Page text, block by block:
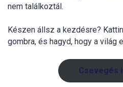
nem találkoztál.
Készen állsz a kezdésre?
gombra, és hagyd, hogy a világ
Csevegés